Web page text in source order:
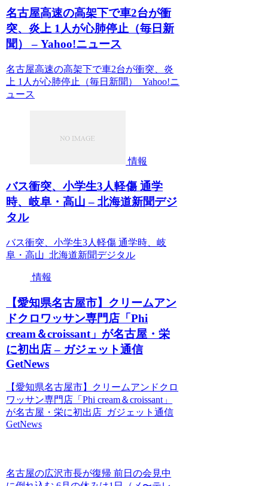
名古屋高速の高架下で車2台が衝
突、炎上 1人が心肺停止（毎日新
聞） – Yahoo!ニュース
名古屋高速の高架下で車2台が衝突、炎
上 1人が心肺停止（毎日新聞） Yahoo!ニ
ュース
情報
バス衝突、小学生3人軽傷 通学
時、岐阜・高山 – 北海道新聞デジ
タル
バス衝突、小学生3人軽傷 通学時、岐
阜・高山 北海道新聞デジタル
情報
【愛知県名古屋市】クリームアン
ドクロワッサン専門店「Phi
cream＆croissant」が名古屋・栄
に初出店 – ガジェット通信
GetNews
【愛知県名古屋市】クリームアンドクロ
ワッサン専門店「Phi cream＆croissant」
が名古屋・栄に初出店 ガジェット通信
GetNews
名古屋の広沢市長が復帰 前日の会見中